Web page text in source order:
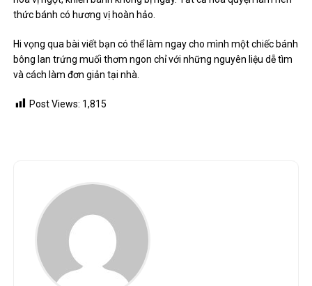
thức bánh có hương vị hoàn hảo.
Hi vọng qua bài viết bạn có thể làm ngay cho mình một chiếc bánh
bông lan trứng muối thơm ngon chỉ với những nguyên liệu dễ tìm
và cách làm đơn giản tại nhà.
Post Views: 1,815